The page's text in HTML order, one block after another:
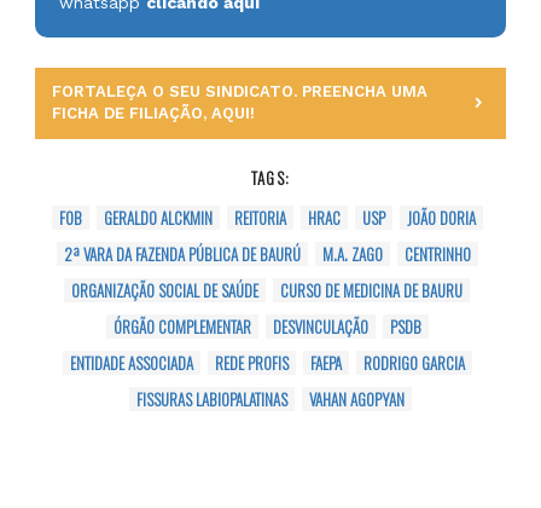
FORTALEÇA O SEU SINDICATO. PREENCHA UMA
FICHA DE FILIAÇÃO, AQUI!
TAGS:
FOB
GERALDO ALCKMIN REITORIA HRAC USP
JOÃO DORIA
2ª VARA DA FAZENDA PÚBLICA DE BAURÚ
M.A. ZAGO
CENTRINHO
ORGANIZAÇÃO SOCIAL DE SAÚDE
CURSO DE MEDICINA DE BAURU
ÓRGÃO COMPLEMENTAR
DESVINCULAÇÃO
PSDB
ENTIDADE ASSOCIADA
REDE PROFIS FAEPA
RODRIGO GARCIA
FISSURAS LABIOPALATINAS
VAHAN AGOPYAN